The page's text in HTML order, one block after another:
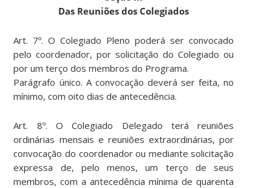
Das Reuniões dos Colegiados
Art. 7º. O Colegiado Pleno poderá ser convocado
pelo coordenador, por solicitação do Colegiado ou
por um terço dos membros do Programa.
Parágrafo único. A convocação deverá ser feita, no
mínimo, com oito dias de antecedência.
Art. 8º. O Colegiado Delegado terá reuniões
ordinárias mensais e reuniões extraordinárias, por
convocação do coordenador ou mediante solicitação
expressa de, pelo menos, um terço de seus
membros, com a antecedência mínima de quarenta